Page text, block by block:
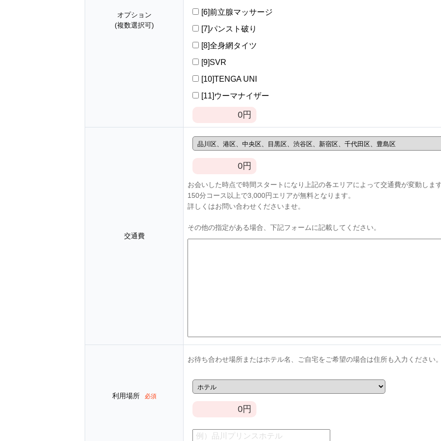
オプション
(複数選択可)
[6]前立腺マッサージ
[7]パンスト破り
[8]全身網タイツ
[9]SVR
[10]TENGA UNI
[11]ウーマナイザー
0円
交通費
0円
お会いした時点で時間スタートになり上記の各エリアによって交通費が変動しま
150分コース以上で3,000円エリアが無料となります。
詳しくはお問い合わせくださいませ。
その他の指定がある場合、下記フォームに記載してください。
利用場所 必須
お待ち合わせ場所またはホテル名、ご自宅をご希望の場合は住所も入力ください
0円